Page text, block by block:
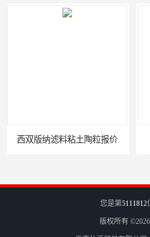
铜仁轻质粘土陶粒批发
您是第5111812
版权所有